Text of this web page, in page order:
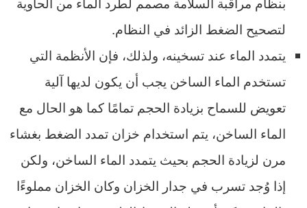
لتصحيح الضغط الزائد في النظام.
يتمدد الماء عند تسخينه، ولذلك، فإن الأنظمة التي
تستخدم الماء الساخن يجب أن يكون لديها آلية
تعويض للسماح بزيادة الحجم تمامًا كما هو الحال مع
الماء الساخن، يتم استخدام خزان تمدد الضغط بغشاء
مرن لزيادة الحجم بحيث يتمدد الماء الساخن، ولكن
إذا وُجد تسرب في جدار الخزان وكان الخزان مملوءًا